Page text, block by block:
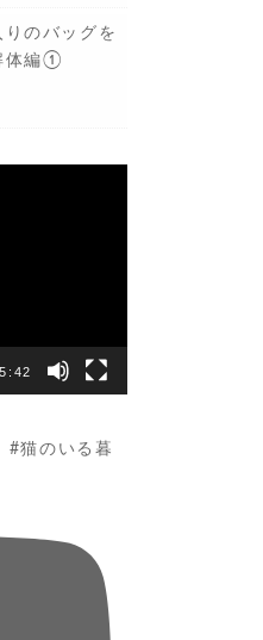
りのバッグを
体編①
#猫のいる暮